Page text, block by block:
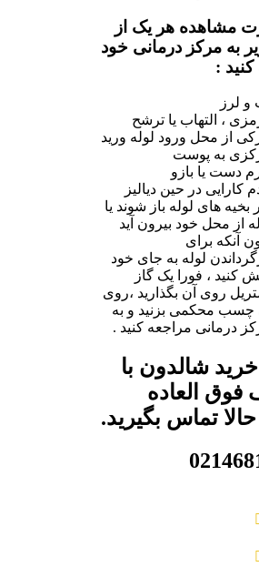
هر یک از
به مرکز درمانی خود
:
، التهاب یا ترشح
محل ورود لوله ورید
به پوست
یا بازو
در حین دیالیز
های لوله باز شوند یا
محل خود بیرون آید
برای
لوله به جای خود
، فورا یک گاز
روی آن بگذارید ،روی
محکمی بزنید و به
مراجعه کنید .
شالدون با
العاده
تماس بگیرید.